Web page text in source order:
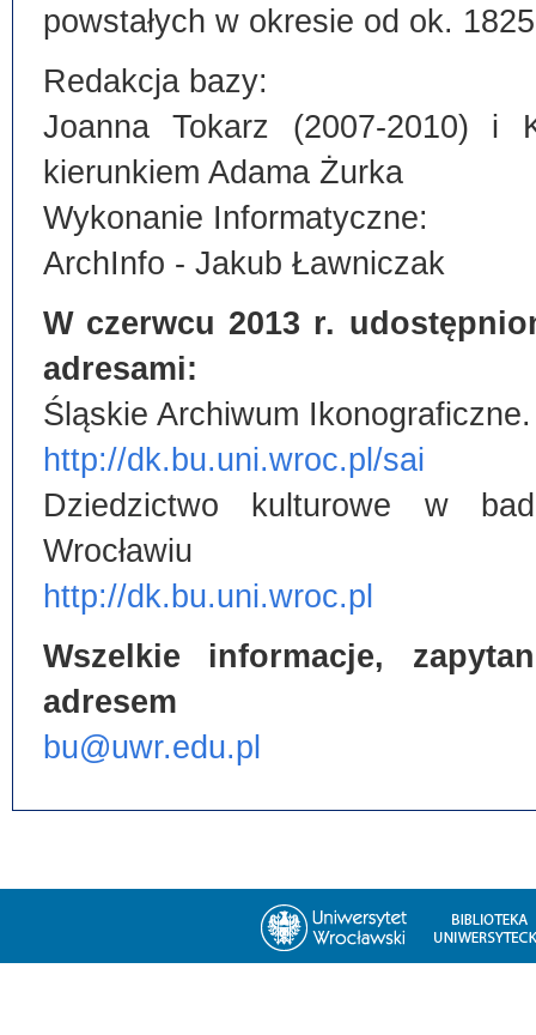
powstałych w okresie od ok.
Redakcja bazy:
Joanna Tokarz (2007-2010) i
kierunkiem Adama Żurka
Wykonanie Informatyczne:
ArchInfo - Jakub Ławniczak
W czerwcu 2013 r.
adresami:
Śląskie Archiwum Ikonograficzne.
http://dk.bu.uni.wroc.pl/sai
Dziedzictwo kulturowe w
Wrocławiu
http://dk.bu.uni.wroc.pl
Wszelkie informacje,
adresem
bu@uwr.edu.pl